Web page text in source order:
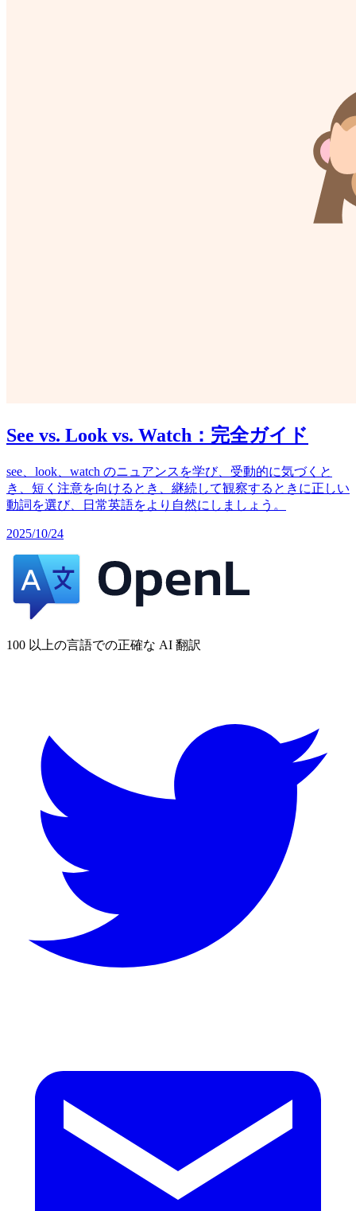
See vs. Look vs. Watch：完全ガイド
see、look、watch のニュアンスを学び、受動的に気づくと
き、短く注意を向けるとき、継続して観察するときに正しい
動詞を選び、日常英語をより自然にしましょう。
2025/10/24
100 以上の言語での正確な AI 翻訳